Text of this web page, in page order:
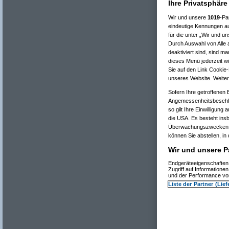
Ihre
Wir und unsere 1019-
eindeutige Kennungen
für die unter „Wir und
Durch Auswahl von Alle
deaktiviert sind, sind
dieses Menü jederzeit
Sie auf den Link
unseres Website.
Sofern Ihre getroffenen
so gilt Ihre Einwilligung
die USA. Es besteht
können Sie abstellen, in
Wir und unsere
Zugriff auf
und der Performance
Liste der Partner